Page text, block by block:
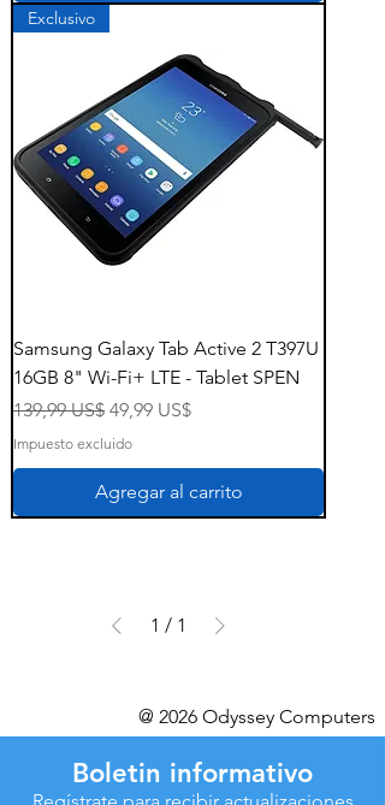
Exclusivo
Samsung Galaxy Tab Active 2 T397U
16GB 8" Wi-Fi+ LTE - Tablet SPEN
Precio
139,99 US$ Precio de oferta
49,99 US$
Impuesto excluido
Agregar al carrito
1 / 1
@ 2026 Odyssey Computers
Boletin informativo